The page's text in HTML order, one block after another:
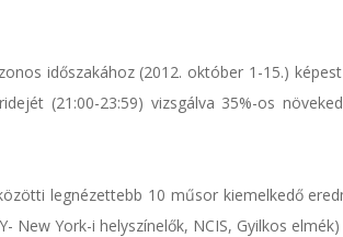
időszakához (2012. október 1-15.)
(21:00-23:59) vizsgálva 35%-os
legnézettebb 10 műsor kiemelkedő
New York-i helyszínelők, NCIS, Gyilkos